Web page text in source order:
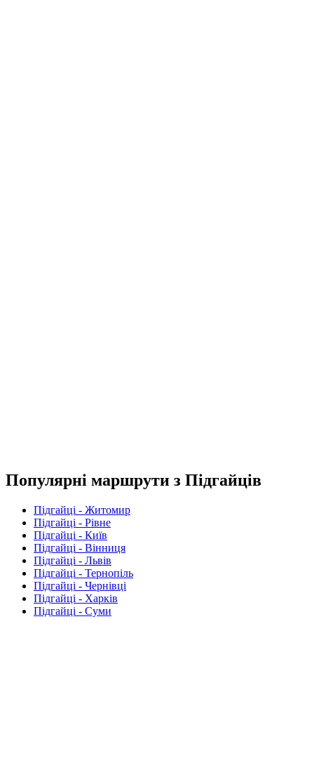
Популярні маршрути з Підгайців
Підгайці - Житомир
Підгайці - Рівне
Підгайці - Київ
Підгайці - Вінниця
Підгайці - Львів
Підгайці - Тернопіль
Підгайці - Чернівці
Підгайці - Харків
Підгайці - Суми